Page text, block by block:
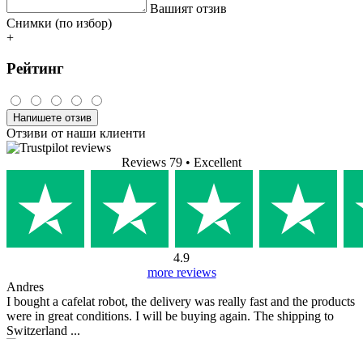
Вашият отзив
Снимки (по избор)
+
Рейтинг
Напишете отзив
Отзиви от наши клиенти
Reviews 79 • Excellent
4.9
more reviews
Andres
I bought a cafelat robot, the delivery was really fast and the products
were in great conditions. I will be buying again. The shipping to
Switzerland ...